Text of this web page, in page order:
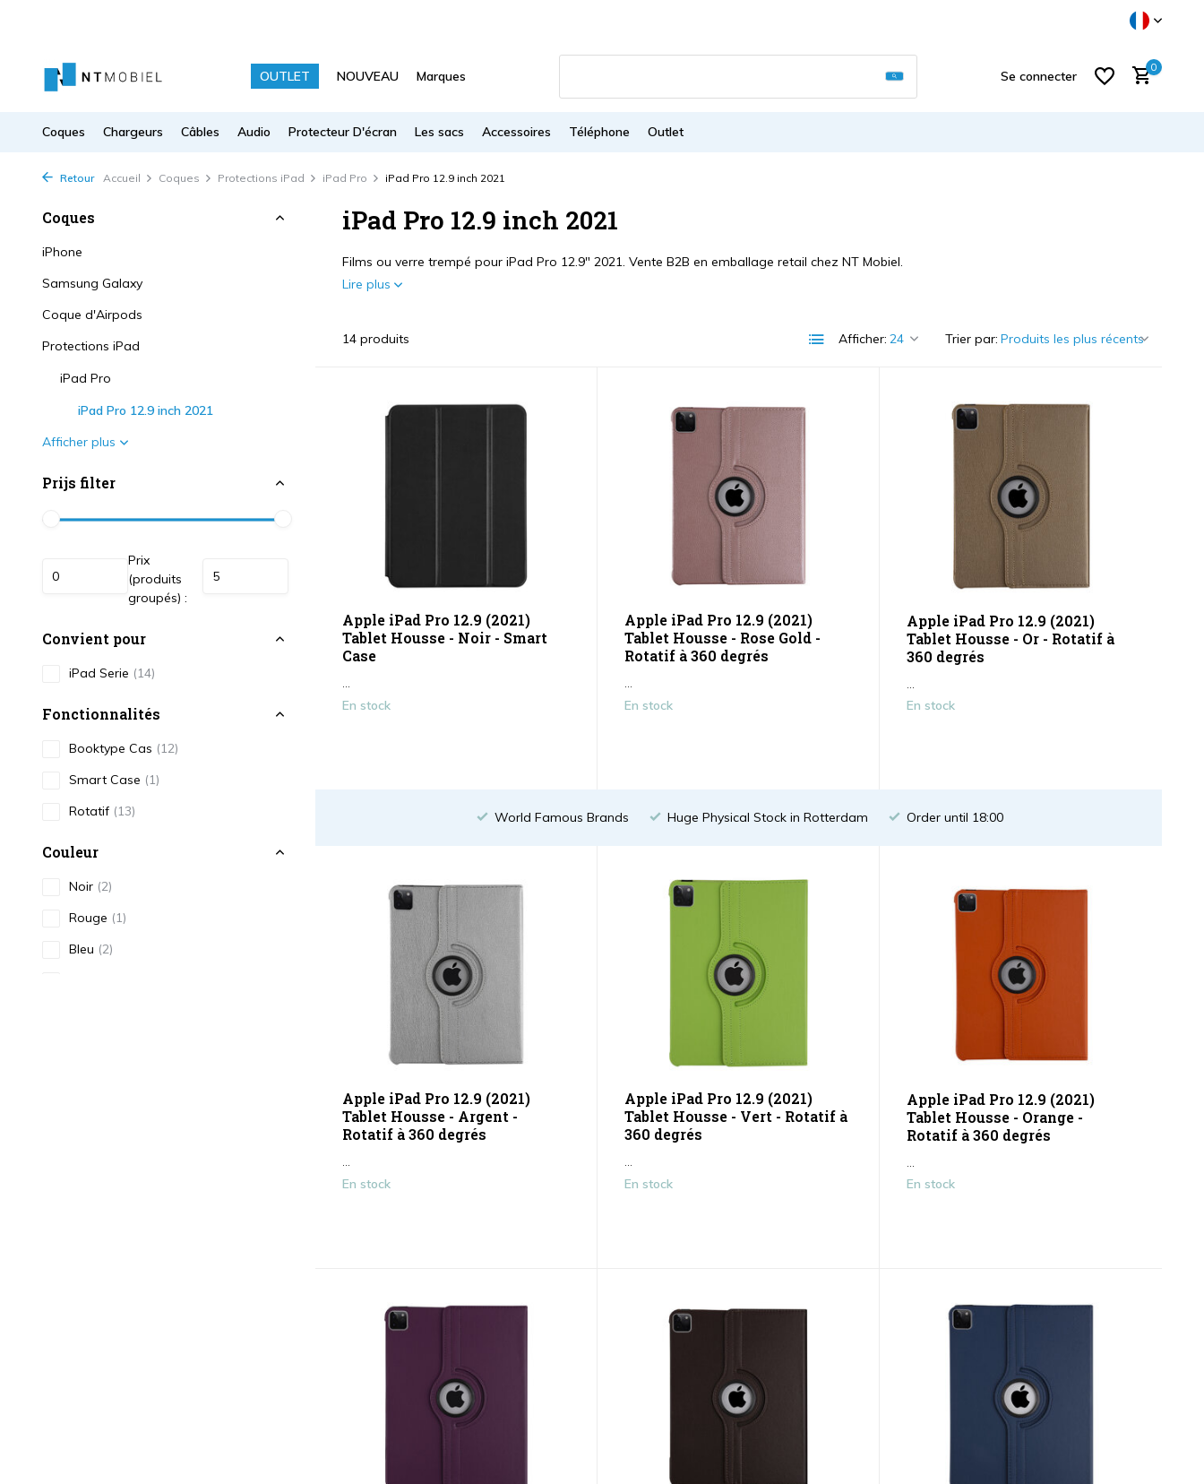
OUTLET NOUVEAU Marques
Utilisez les flèches haut et bas pour
Se connecter
0
Coques Chargeurs Câbles Audio Protecteur D'écran Les sacs Accessoires Téléphone Outlet
Retour Accueil Coques Protections iPad iPad Pro iPad Pro 12.9 inch 2021
Coques
iPhone
Samsung Galaxy
Coque d'Airpods
Protections iPad
iPad Pro
iPad Pro 12.9 inch 2021
Afficher plus
Prijs filter
Prix
(produits
groupés) :
Convient pour
iPad Serie (14)
Fonctionnalités
Booktype Cas (12)
Smart Case (1)
Rotatif (13)
Couleur
Noir (2)
Rouge (1)
Bleu (2)
iPad Pro 12.9 inch 2021
Films ou verre trempé pour iPad Pro 12.9" 2021. Vente B2B en emballage retail chez NT Mobiel.
Lire plus
14 produits Afficher: Trier par:
Apple iPad Pro 12.9 (2021)
Tablet Housse - Noir - Smart
Case
...
En stock
Apple iPad Pro 12.9 (2021)
Tablet Housse - Rose Gold -
Rotatif à 360 degrés
...
En stock
Apple iPad Pro 12.9 (2021)
Tablet Housse - Or - Rotatif à
360 degrés
...
En stock
World Famous Brands Huge Physical Stock in Rotterdam Order until 18:00
Apple iPad Pro 12.9 (2021)
Tablet Housse - Argent -
Rotatif à 360 degrés
...
En stock
Apple iPad Pro 12.9 (2021)
Tablet Housse - Vert - Rotatif à
360 degrés
...
En stock
Apple iPad Pro 12.9 (2021)
Tablet Housse - Orange -
Rotatif à 360 degrés
...
En stock